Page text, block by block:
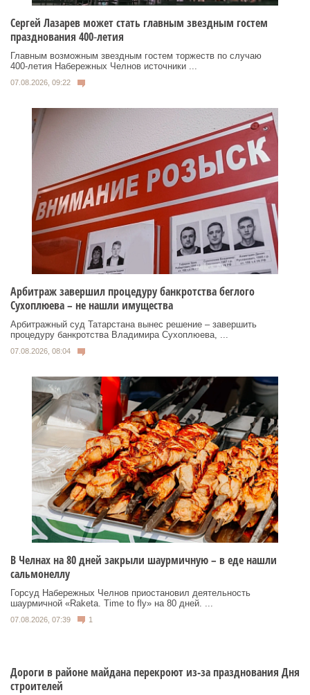
Сергей Лазарев может стать главным звездным гостем
празднования 400‑летия
Главным возможным звездным гостем торжеств по случаю
400‑летия Набережных Челнов источники ...
07.08.2026, 09:22
Арбитраж завершил процедуру банкротства беглого
Сухоплюева – не нашли имущества
Арбитражный суд Татарстана вынес решение – завершить
процедуру банкротства Владимира Сухоплюева, ...
07.08.2026, 08:04
В Челнах на 80 дней закрыли шаурмичную – в еде нашли
сальмонеллу
Горсуд Набережных Челнов приостановил деятельность
шаурмичной «Raketa. Time to fly» на 80 дней. ...
07.08.2026, 07:39 1
Дороги в районе майдана перекроют из-за празднования Дня
строителей